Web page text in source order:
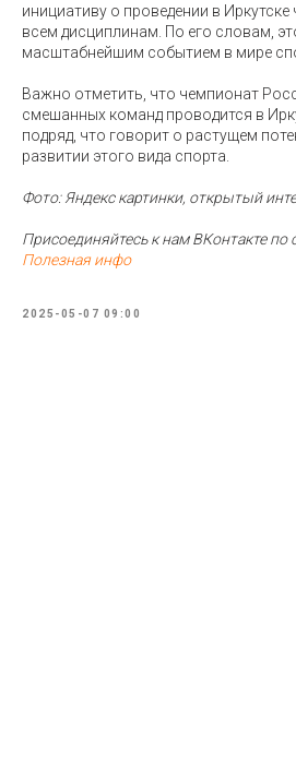
инициативу о проведении в
всем дисциплинам. По его словам,
масштабнейшим событием в мире
Важно отметить, что чемпионат
смешанных команд проводится в
подряд, что говорит о растущем
развитии этого вида спорта.
Фото: Яндекс картинки, открытый
Присоединяйтесь к нам ВКонтакте по
Полезная инфо
2025-05-07 09:00